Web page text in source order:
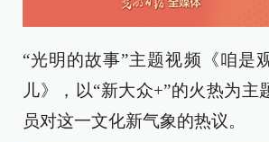
“光明的故事”主题视频《咱是
儿》，以“新大众+”的火热为主
员对这一文化新气象的热议。